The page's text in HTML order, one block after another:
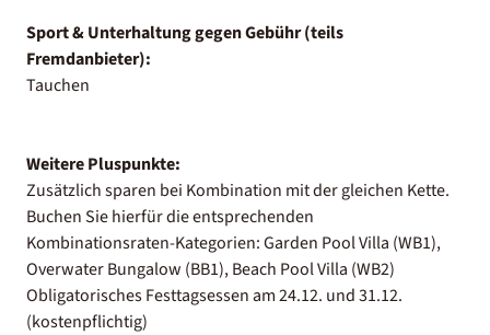
Sport & Unterhaltung gegen Gebühr (teils
Fremdanbieter):
Tauchen
Weitere Pluspunkte:
Zusätzlich sparen bei Kombination mit der gleichen Kette.
Buchen Sie hierfür die entsprechenden
Kombinationsraten-Kategorien: Garden Pool Villa (WB1),
Overwater Bungalow (BB1), Beach Pool Villa (WB2)
Obligatorisches Festtagsessen am 24.12. und 31.12.
(kostenpflichtig)